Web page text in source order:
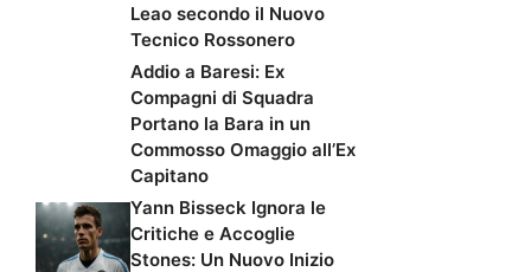
Leao secondo il Nuovo
Tecnico Rossonero
Addio a Baresi: Ex
Compagni di Squadra
Portano la Bara in un
Commosso Omaggio all’Ex
Capitano
Yann Bisseck Ignora le
Critiche e Accoglie
Stones: Un Nuovo Inizio